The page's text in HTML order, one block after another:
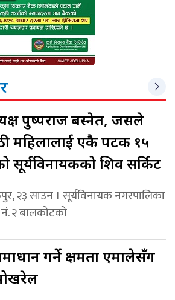
पुष्पराज बस्नेत, जसले
महिलालाई एकै पटक १५
सूर्यविनायकको शिव सर्किट
२३ साउन । सूर्यविनायक नगरपालिका
२ बालकोटको
गर्ने क्षमता एमालेसँग